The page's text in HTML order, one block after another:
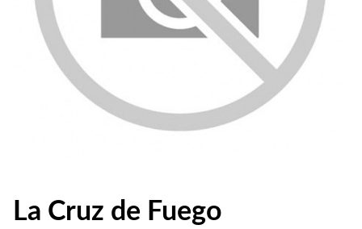
La Cruz de Fuego